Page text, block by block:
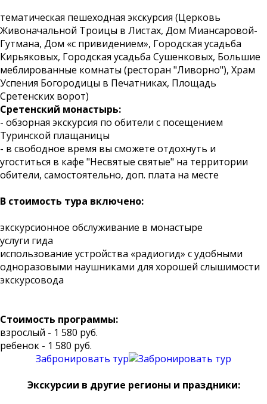
тематическая пешеходная экскурсия (Церковь
Живоначальной Троицы в Листах, Дом Миансаровой-
Гутмана, Дом «с привидением», Городская усадьба
Кирьяковых, Городская усадьба Сушенковых, Большие
меблированные комнаты (ресторан "Ливорно"), Храм
Успения Богородицы в Печатниках, Площадь
Сретенских ворот)
Сретенский монастырь:
- обзорная экскурсия по обители с посещением
Туринской плащаницы
- в свободное время вы сможете отдохнуть и
угоститься в кафе "Несвятые святые" на территории
обители, самостоятельно, доп. плата на месте
В стоимость тура включено:
экскурсионное обслуживание в монастыре
услуги гида
использование устройства «радиогид» с удобными
одноразовыми наушниками для хорошей слышимости
экскурсовода
Стоимость программы:
взрослый - 1 580 руб.
ребенок - 1 580 руб.
Забронировать тур
Экскурсии в другие регионы и праздники: